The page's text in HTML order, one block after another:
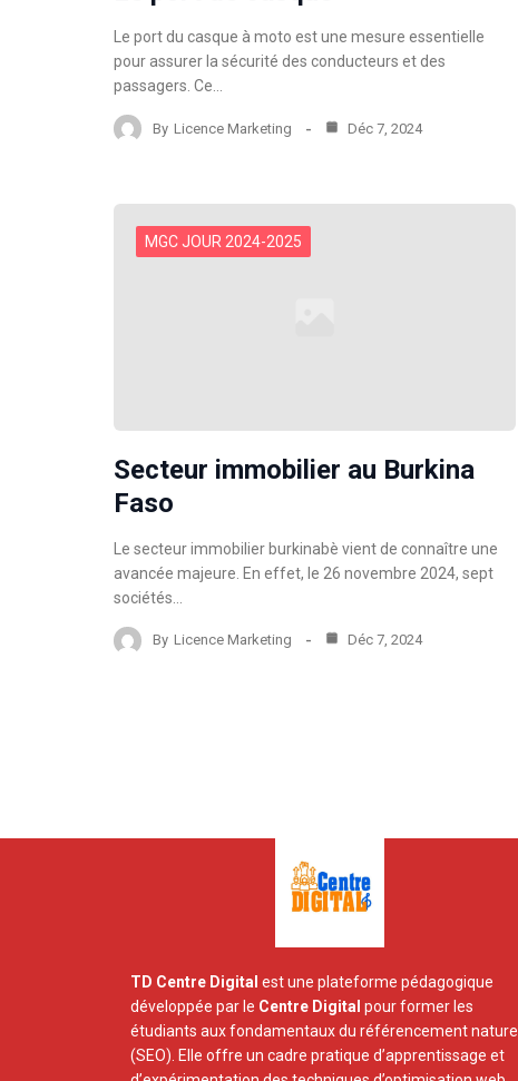
Le port du casque à moto est une mesure essentielle
pour assurer la sécurité des conducteurs et des
passagers. Ce…
By Licence Marketing Déc 7, 2024
MGC JOUR 2024-2025
Secteur immobilier au Burkina
Faso
Le secteur immobilier burkinabè vient de connaître une
avancée majeure. En effet, le 26 novembre 2024, sept
sociétés…
By Licence Marketing Déc 7, 2024
TD Centre Digital est une plateforme pédagogique
développée par le Centre Digital pour former les
étudiants aux fondamentaux du référencement naturel
(SEO). Elle offre un cadre pratique d’apprentissage et